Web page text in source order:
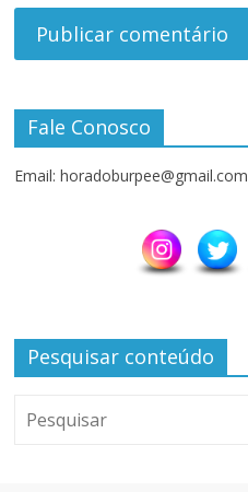
Fale Conosco
Email: horadoburpee@gmail.com
Pesquisar conteúdo